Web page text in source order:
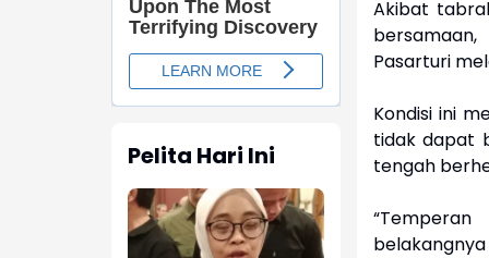
Pelita Hari Ini
Akibat
Pasarturi
Kondisi ini
tidak dapat
tengah